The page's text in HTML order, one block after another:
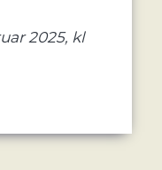
2025, kl